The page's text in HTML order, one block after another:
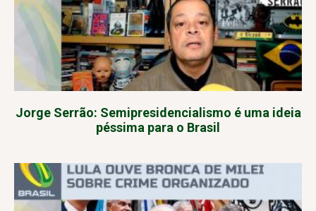
Jorge Serrão: Semipresidencialismo é uma ideia
péssima para o Brasil